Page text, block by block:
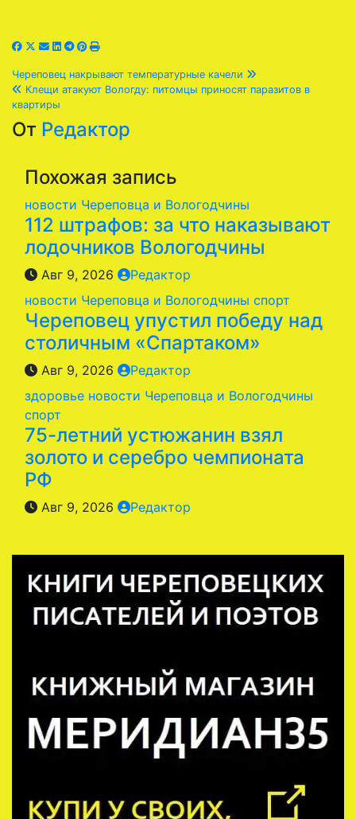
Навигация
по
записям
Череповец накрывают температурные качели
Клещи атакуют Вологду: питомцы приносят паразитов в
квартиры
От Редактор
Похожая запись
новости Череповца и Вологодчины
112 штрафов: за что наказывают
лодочников Вологодчины
Авг 9, 2026
Редактор
новости Череповца и Вологодчины спорт
Череповец упустил победу над
столичным «Спартаком»
Авг 9, 2026
Редактор
здоровье новости Череповца и Вологодчины
спорт
75-летний устюжанин взял
золото и серебро чемпионата
РФ
Авг 9, 2026 Редактор